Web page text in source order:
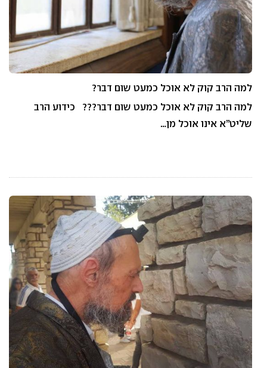
למה הרב קוק לא אוכל כמעט שום דבר?
למה הרב קוק לא אוכל כמעט שום דבר??? כידוע הרב
שליט”א אינו אוכל מן…